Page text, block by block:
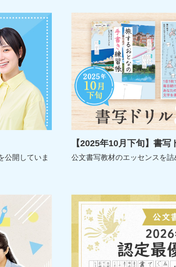
公開していま
【2025年10月下旬】書写
公文書写教材のエッセンスを